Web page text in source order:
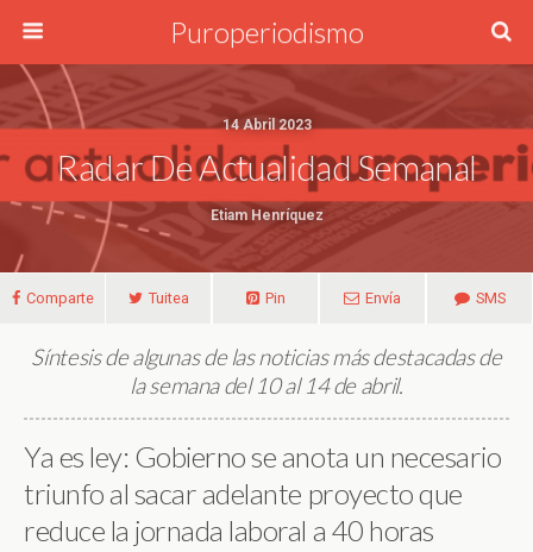
Puroperiodismo
14 Abril 2023
Radar De Actualidad Semanal
Etiam Henríquez
Comparte Tuitea Pin Envía SMS
Síntesis de algunas de las noticias más destacadas de
la semana del 10 al 14 de abril.
Ya es ley: Gobierno se anota un necesario
triunfo al sacar adelante proyecto que
reduce la jornada laboral a 40 horas